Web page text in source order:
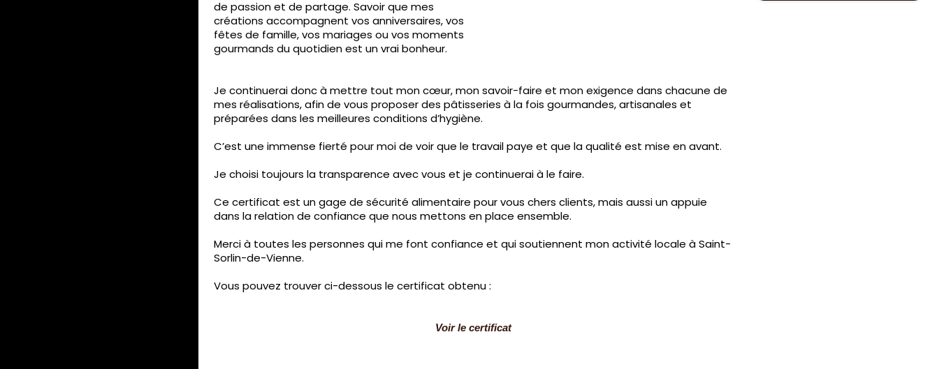
de passion et de partage. Savoir que mes
créations accompagnent vos anniversaires, vos
fêtes de famille, vos mariages ou vos moments
gourmands du quotidien est un vrai bonheur.
Je continuerai donc à mettre tout mon cœur, mon savoir-faire et mon exigence dans chacune de
mes réalisations, afin de vous proposer des pâtisseries à la fois gourmandes, artisanales et
préparées dans les meilleures conditions d’hygiène.
C’est une immense fierté pour moi de voir que le travail paye et que la qualité est mise en avant.
Je choisi toujours la transparence avec vous et je continuerai à le faire.
Ce certificat est un gage de sécurité alimentaire pour vous chers clients, mais aussi un appuie
dans la relation de confiance que nous mettons en place ensemble.
Merci à toutes les personnes qui me font confiance et qui soutiennent mon activité locale à Saint-
Sorlin-de-Vienne.
Vous pouvez trouver ci-dessous le certificat obtenu :
Voir le certificat